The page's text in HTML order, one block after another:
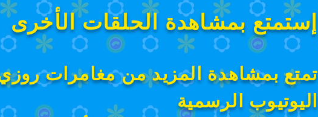
إستمتع بمشاهدة الحلقات الأخرى
تمتع بمشاهدة المزيد من مغامرات
اليوتيوب الرسمية